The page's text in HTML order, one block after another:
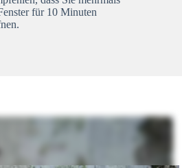
für 10 Minuten